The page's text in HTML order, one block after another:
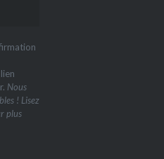
Nous
! Lisez
plus